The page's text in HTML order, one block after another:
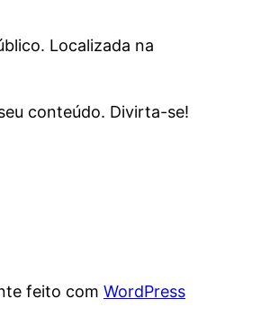
Localizada na
conteúdo. Divirta-se!
feito com WordPress